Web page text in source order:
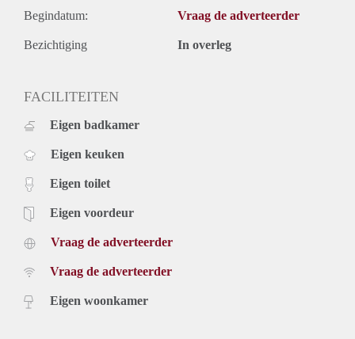
Begindatum: Vraag de adverteerder
Bezichtiging In overleg
FACILITEITEN
Eigen badkamer
Eigen keuken
Eigen toilet
Eigen voordeur
Vraag de adverteerder
Vraag de adverteerder
Eigen woonkamer